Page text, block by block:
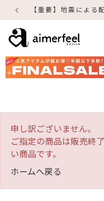
申し訳ございません。
ご指定の商品は販売終
い商品です。
ホームへ戻る